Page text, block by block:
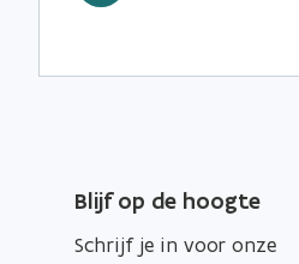
Blijf op de hoogte
Schrijf je in voor onze